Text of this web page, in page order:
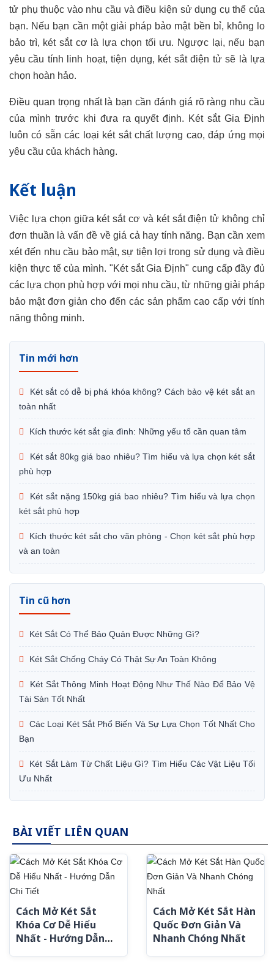
tử phụ thuộc vào nhu cầu và điều kiện sử dụng cụ thể của
bạn. Nếu bạn cần một giải pháp bảo mật bền bỉ, không lo
bảo trì, két sắt cơ là lựa chọn tối ưu. Ngược lại, nếu bạn
yêu cầu tính linh hoạt, tiện dụng, két sắt điện tử sẽ là lựa
chọn hoàn hảo.
Điều quan trọng nhất là bạn cần đánh giá rõ ràng nhu cầu
của mình trước khi đưa ra quyết định. Két sắt Gia Định
luôn có sẵn các loại két sắt chất lượng cao, đáp ứng mọi
yêu cầu của khách hàng.
Kết luận
Việc lựa chọn giữa két sắt cơ và két sắt điện tử không chỉ
đơn thuần là vấn đề về giá cả hay tính năng. Bạn cần xem
xét đến nhu cầu bảo mật, sự tiện lợi trong sử dụng và điều
kiện thực tế của mình. "Két sắt Gia Định" cung cấp đầy đủ
các lựa chọn phù hợp với mọi nhu cầu, từ những giải pháp
bảo mật đơn giản cho đến các sản phẩm cao cấp với tính
năng thông minh.
Tin mới hơn
Két sắt có dễ bị phá khóa không? Cách bảo vệ két sắt an
toàn nhất
Kích thước két sắt gia đình: Những yếu tố cần quan tâm
Két sắt 80kg giá bao nhiêu? Tìm hiểu và lựa chọn két sắt
phù hợp
Két sắt nặng 150kg giá bao nhiêu? Tìm hiểu và lựa chọn
két sắt phù hợp
Kích thước két sắt cho văn phòng - Chọn két sắt phù hợp
và an toàn
Tin cũ hơn
Két Sắt Có Thể Bảo Quản Được Những Gì?
Két Sắt Chống Cháy Có Thật Sự An Toàn Không
Két Sắt Thông Minh Hoạt Động Như Thế Nào Để Bảo Vệ
Tài Sản Tốt Nhất
Các Loại Két Sắt Phổ Biến Và Sự Lựa Chọn Tốt Nhất Cho
Bạn
Két Sắt Làm Từ Chất Liệu Gì? Tìm Hiểu Các Vật Liệu Tối
Ưu Nhất
BÀI VIẾT LIÊN QUAN
Cách Mở Két Sắt
Khóa Cơ Dễ Hiểu
Nhất - Hướng Dẫn
Cách Mở Két Sắt Hàn
Quốc Đơn Giản Và
Nhanh Chóng Nhất